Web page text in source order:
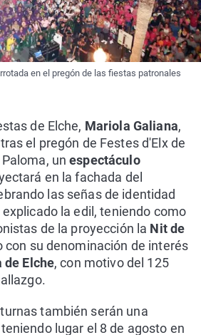
en el pregón de las fiestas patronales
de Elche, Mariola Galiana,
el pregón de Festes d'Elx de
Paloma, unespectáculo
en la fachada del
las señas de identidad
la edil, teniendo como
de la proyección la Nit de
con su denominación de interés
de Elche, con motivo del 125
también serán una
lugar el 8 de agosto en